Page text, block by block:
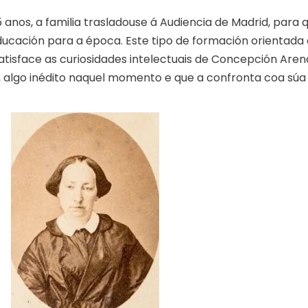
anos, a familia trasladouse á Audiencia de Madrid, para
para a época. Este tipo de formación orientada
as curiosidades intelectuais de Concepción
inédito naquel momento e que a confronta coa